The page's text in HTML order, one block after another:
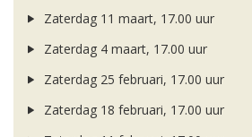
Zaterdag 11 maart, 17.00 uur
Zaterdag 4 maart, 17.00 uur
Zaterdag 25 februari, 17.00 uur
Zaterdag 18 februari, 17.00 uur